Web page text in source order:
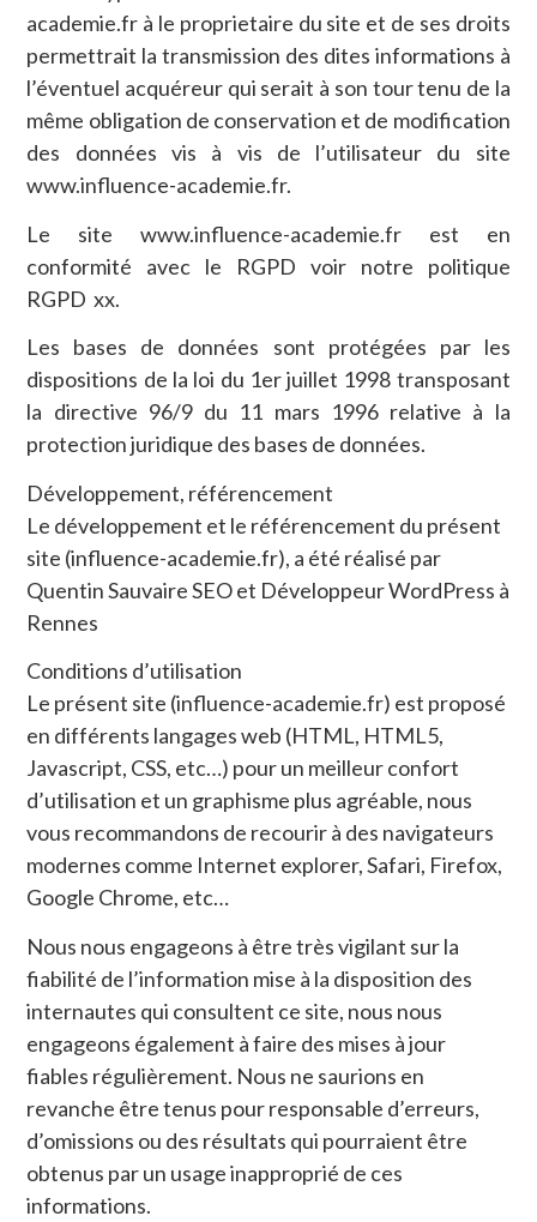
academie.fr à le proprietaire du site et de ses droits
permettrait la transmission des dites informations à
l’éventuel acquéreur qui serait à son tour tenu de la
même obligation de conservation et de modification
des données vis à vis de l’utilisateur du site
www.influence-academie.fr.
Le site www.influence-academie.fr est en
conformité avec le RGPD voir notre politique
RGPD xx.
Les bases de données sont protégées par les
dispositions de la loi du 1er juillet 1998 transposant
la directive 96/9 du 11 mars 1996 relative à la
protection juridique des bases de données.
Développement, référencement
Le développement et le référencement du présent
site (influence-academie.fr), a été réalisé par
Quentin Sauvaire SEO et Développeur WordPress à
Rennes
Conditions d’utilisation
Le présent site (influence-academie.fr) est proposé
en différents langages web (HTML, HTML5,
Javascript, CSS, etc…) pour un meilleur confort
d’utilisation et un graphisme plus agréable, nous
vous recommandons de recourir à des navigateurs
modernes comme Internet explorer, Safari, Firefox,
Google Chrome, etc…
Nous nous engageons à être très vigilant sur la
fiabilité de l’information mise à la disposition des
internautes qui consultent ce site, nous nous
engageons également à faire des mises à jour
fiables régulièrement. Nous ne saurions en
revanche être tenus pour responsable d’erreurs,
d’omissions ou des résultats qui pourraient être
obtenus par un usage inapproprié de ces
informations.